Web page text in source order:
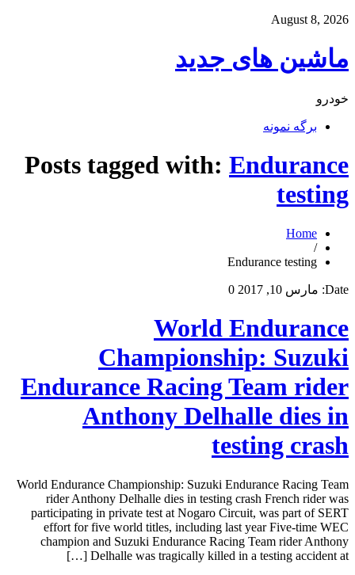
August 8, 2026
ماشین های جدید
خودرو
برگه نمونه
Posts tagged with: Endurance
testing
Home
/
Endurance testing
Date: مارس 10, 2017 0
World Endurance
Championship: Suzuki
Endurance Racing Team rider
Anthony Delhalle dies in
testing crash
World Endurance Championship: Suzuki Endurance Racing Team
rider Anthony Delhalle dies in testing crash French rider was
participating in private test at Nogaro Circuit, was part of SERT
effort for five world titles, including last year Five-time WEC
champion and Suzuki Endurance Racing Team rider Anthony
Delhalle was tragically killed in a testing accident at […]